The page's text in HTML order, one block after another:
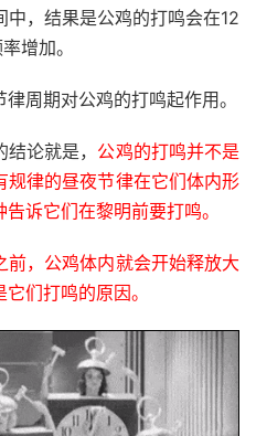
，结果是公鸡的打鸣会在12
增加。
周期对公鸡的打鸣起作用。
论就是， 公鸡的打鸣并不是
律的昼夜节律在它们体内形
诉它们在黎明前要打鸣。
前，公鸡体内就会开始释放大
们打鸣的原因。